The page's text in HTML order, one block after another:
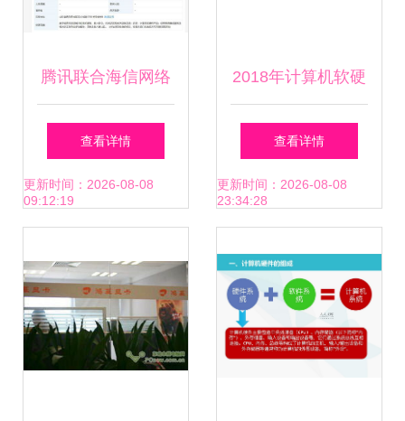
腾讯联合海信网络
科技成立新公司，
布局计算机软硬件
查看详情
更新时间：2026-08-08
09:12:19
2018年计算机软硬
件销售趋势 揭秘批
发商如何塑造行业
查看详情
更新时间：2026-08-08
23:34:28